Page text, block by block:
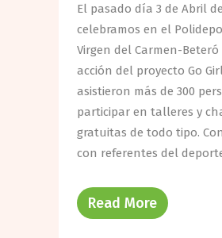
El pasado día 3 de Abril
celebramos en el
Virgen del Carmen-
acción del proyecto Go
asistieron más de 300
participar en talleres y
gratuitas de todo tipo.
con referentes del
Read More